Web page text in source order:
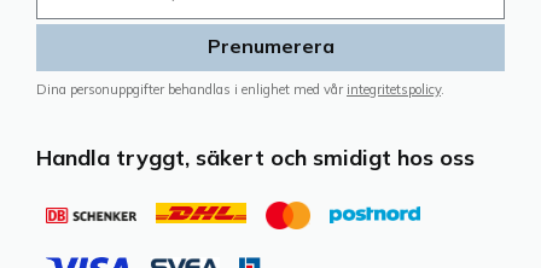
Prenumerera
Dina personuppgifter behandlas i enlighet med vår integritetspolicy.
Handla tryggt, säkert och smidigt hos oss